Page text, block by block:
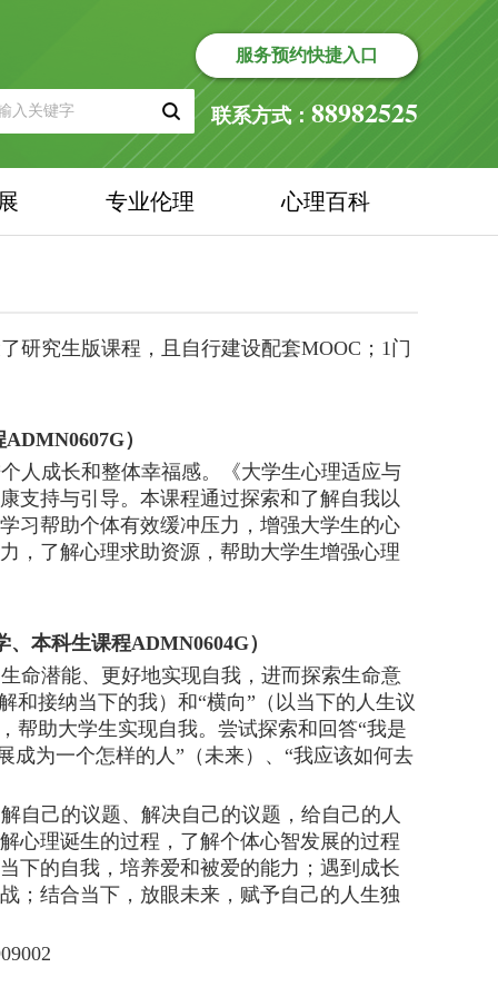
服务预约快捷入口
联系方式： 88982525
专业伦理 心理百科
研究生版课程，且自行建设配套MOOC；1门
ADMN0607G）
人成长和整体幸福感。《大学生心理适应与
支持与引导。 本课程通过探索和了解自我以
习帮助个体有效缓冲压力，增强大学生的心
，了解心理求助资源，帮助大学生增强心理
本科生课程ADMN0604G）
命潜能、更好地实现自我，进而探索生命意
和接纳当下的我）和“横向”（以当下的人生议
帮助大学生实现自我。尝试探索和回答“我是
成为一个怎样的人”（未来）、“我应该如何去
自己的议题、解决自己的议题，给自己的人
心理诞生的过程，了解个体心智发展的过程
下的自我，培养爱和被爱的能力；遇到成长
；结合当下，放眼未来，赋予自己的人生独